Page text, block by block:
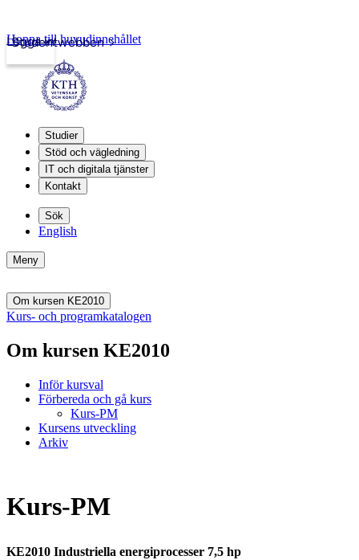
Studentwebben
Logga in
Hoppa till huvudinnehållet
Studier
Stöd och vägledning
IT och digitala tjänster
Kontakt
Sök
English
Meny
Om kursen KE2010
Kurs- och programkatalogen
Om kursen KE2010
Inför kursval
Förbereda och gå kurs
Kurs-PM
Kursens utveckling
Arkiv
Kurs-PM
KE2010 Industriella energiprocesser 7,5 hp